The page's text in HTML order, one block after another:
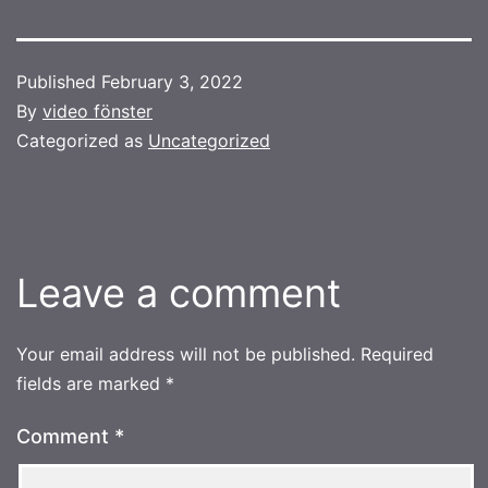
Published February 3, 2022
By video fönster
Categorized as Uncategorized
Leave a comment
Your email address will not be published. Required
fields are marked *
Comment *